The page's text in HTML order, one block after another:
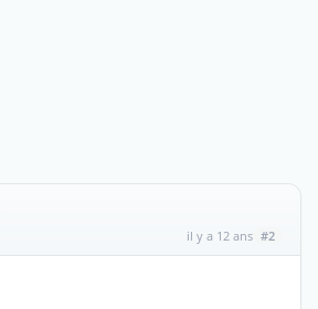
il y a 12 ans #2